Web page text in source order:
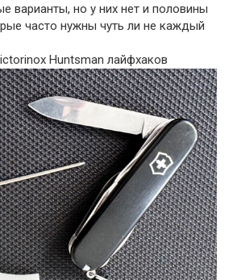
варианты, но у них нет и половины
часто нужны чуть ли не каждый
Huntsman лайфхаков